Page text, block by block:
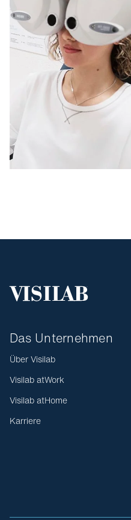
Das Unternehmen
Über Visilab
Visilab atWork
Visilab atHome
Karriere